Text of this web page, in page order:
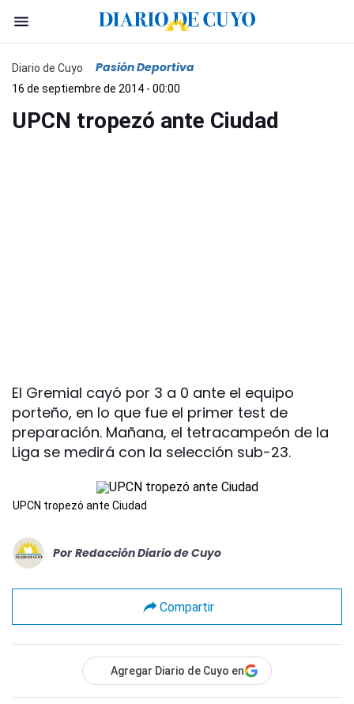
Diario de Cuyo Pasión Deportiva
16 de septiembre de 2014 - 00:00
UPCN tropezó ante Ciudad
El Gremial cayó por 3 a 0 ante el equipo
porteño, en lo que fue el primer test de
preparación. Mañana, el tetracampeón de la
Liga se medirá con la selección sub-23.
UPCN tropezó ante Ciudad
Por Redacción Diario de Cuyo
Compartir
Agregar Diario de Cuyo en